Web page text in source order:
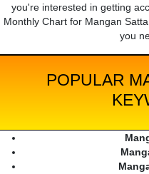
you're interested in getting
Monthly Chart for Mangan
you
POPULAR